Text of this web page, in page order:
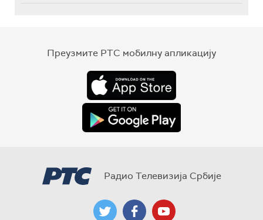
Преузмите РТС мобилну апликацију
Радио Телевизија Србије